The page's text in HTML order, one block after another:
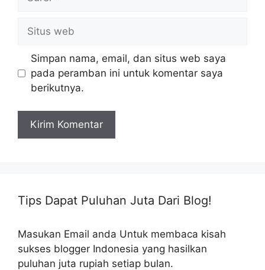
Situs
web
Simpan nama, email, dan situs web saya
pada peramban ini untuk komentar saya
berikutnya.
Tips Dapat Puluhan Juta Dari Blog!
Masukan Email anda Untuk membaca kisah
sukses blogger Indonesia yang hasilkan
puluhan juta rupiah setiap bulan.